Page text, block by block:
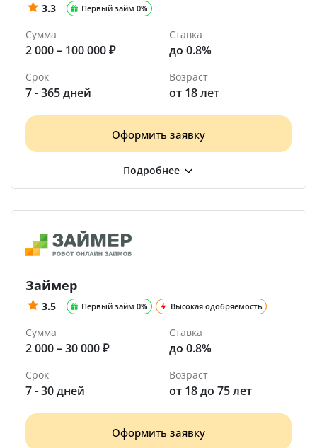
3.3 Первый займ 0%
Сумма
2 000 – 100 000 ₽
Ставка
до 0.8%
Срок
7 - 365 дней
Возраст
от 18 лет
Оформить заявку
Займер
3.5 Первый займ 0% Высокая одобряемость
Сумма
2 000 – 30 000 ₽
Ставка
до 0.8%
Срок
7 - 30 дней
Возраст
от 18 до 75 лет
Оформить заявку